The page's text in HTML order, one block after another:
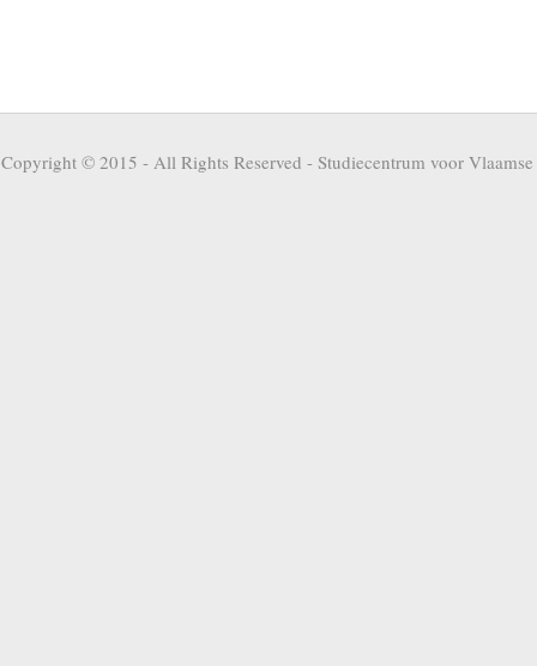
Copyright © 2015 - All Rights Reserved - Studiecentrum voor